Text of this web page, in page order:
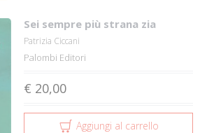
Sei sempre più strana zia
Patrizia Ciccani
Palombi Editori
€ 20,00
Aggiungi al carrello